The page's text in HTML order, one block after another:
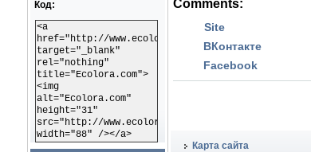
Код:
<a
href="http://www.ecolora.com"
target="_blank"
rel="nothing"
title="Ecolora.com">
<img
alt="Ecolora.com"
height="31"
src="http://www.ecolora.com/images/ecoloracom.gif"
width="88" /></a>
Comments:
Site
ВКонтакте
Facebook
Карта сайта